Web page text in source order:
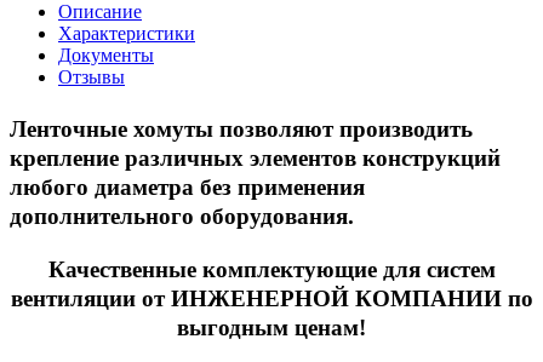
Описание
Характеристики
Документы
Отзывы
Ленточные хомуты позволяют производить
крепление различных элементов конструкций
любого диаметра без применения
дополнительного оборудования.
Качественные комплектующие для систем
вентиляции от ИНЖЕНЕРНОЙ КОМПАНИИ по
выгодным ценам!